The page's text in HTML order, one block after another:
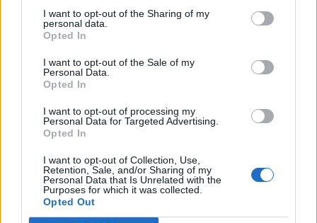
I want to opt-out of the Sharing of my
personal data.
Opted In
I want to opt-out of the Sale of my
Personal Data.
Opted In
I want to opt-out of processing my
Personal Data for Targeted Advertising.
Opted In
I want to opt-out of Collection, Use,
Retention, Sale, and/or Sharing of my
Personal Data that Is Unrelated with the
Purposes for which it was collected.
Opted Out
Ισπανία: Εξαρθρώθηκε οργάνωση που διακινούσε
ναρκωτικά και μετανάστες
-Σε επιφυλακή ο μηχανισμός Πολιτικής Προστασίας
ΠΕΡΙΣΣΟΤΕΡΑ